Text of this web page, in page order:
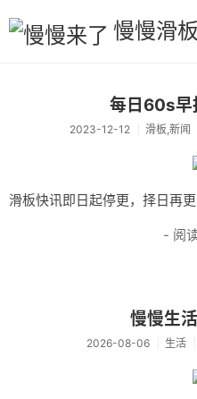
慢慢滑板
默
慢
每
首
每日60s早
2023-12-12 滑板,新闻
滑板快讯即日起停更，择日再
- 阅
慢慢生
2026-08-06 生活